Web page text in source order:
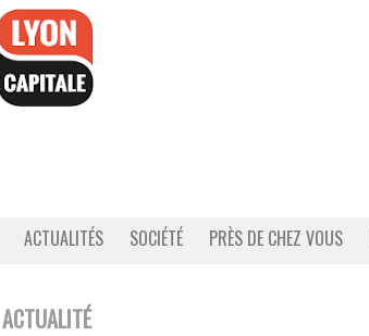
ACTUALITÉS SOCIÉTÉ PRÈS DE CHEZ VOUS
ACTUALITÉ